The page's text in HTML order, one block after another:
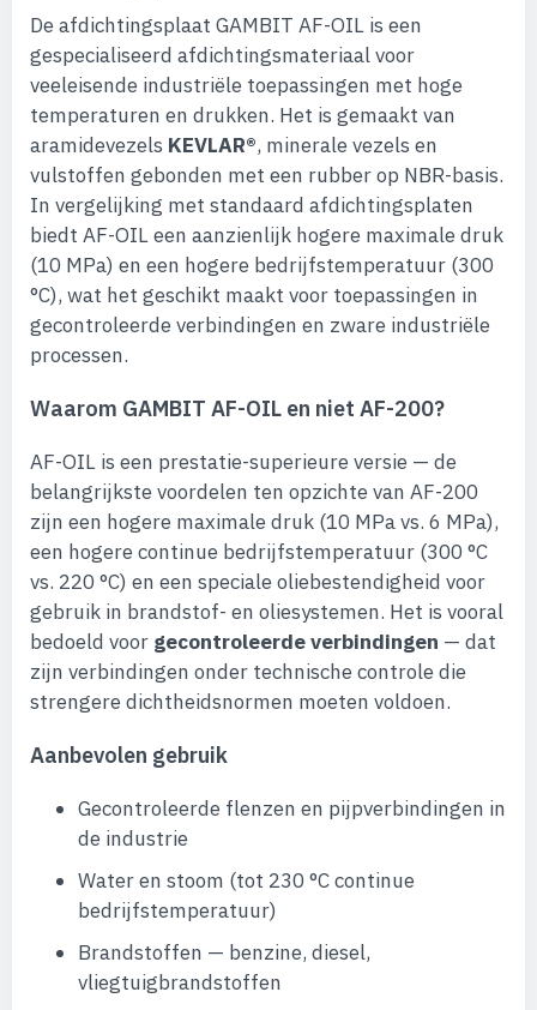
De afdichtingsplaat GAMBIT AF-OIL is een
gespecialiseerd afdichtingsmateriaal voor
veeleisende industriële toepassingen met hoge
temperaturen en drukken. Het is gemaakt van
aramidevezels KEVLAR®, minerale vezels en
vulstoffen gebonden met een rubber op NBR-basis.
In vergelijking met standaard afdichtingsplaten
biedt AF-OIL een aanzienlijk hogere maximale druk
(10 MPa) en een hogere bedrijfstemperatuur (300
°C), wat het geschikt maakt voor toepassingen in
gecontroleerde verbindingen en zware industriële
processen.
Waarom GAMBIT AF-OIL en niet AF-200?
AF-OIL is een prestatie-superieure versie — de
belangrijkste voordelen ten opzichte van AF-200
zijn een hogere maximale druk (10 MPa vs. 6 MPa),
een hogere continue bedrijfstemperatuur (300 °C
vs. 220 °C) en een speciale oliebestendigheid voor
gebruik in brandstof- en oliesystemen. Het is vooral
bedoeld voor gecontroleerde verbindingen — dat
zijn verbindingen onder technische controle die
strengere dichtheidsnormen moeten voldoen.
Aanbevolen gebruik
Gecontroleerde flenzen en pijpverbindingen in
de industrie
Water en stoom (tot 230 °C continue
bedrijfstemperatuur)
Brandstoffen — benzine, diesel,
vliegtuigbrandstoffen